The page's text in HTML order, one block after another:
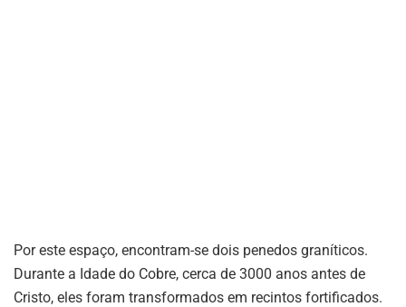
Por este espaço, encontram-se dois penedos graníticos.
Durante a Idade do Cobre, cerca de 3000 anos antes de
Cristo, eles foram transformados em recintos fortificados.